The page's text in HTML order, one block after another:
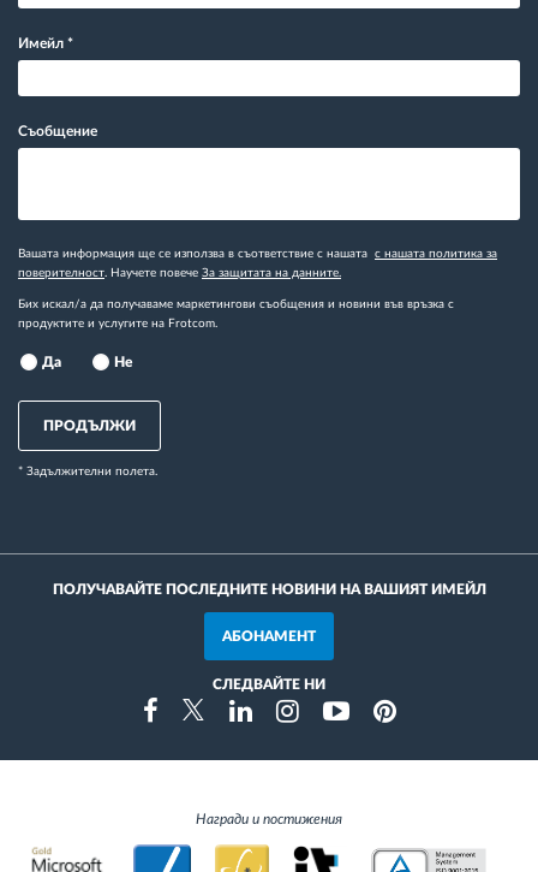
Имейл *
Съобщение
Вашата информация ще се използва в съответствие с нашата с нашата политика за
поверителност . Научете повече За защитата на данните.
Бих искал/а да получаваме маркетингови съобщения и новини във връзка с
продуктите и услугите на Frotcom.
Да Не
ПРОДЪЛЖИ
* Задължителни полета.
ПОЛУЧАВАЙТЕ ПОСЛЕДНИТЕ НОВИНИ НА ВАШИЯТ ИМЕЙЛ
АБОНАМЕНТ
СЛЕДВАЙТЕ НИ
FacebookTwitterLinkedinInstragramYoutubePinterest
Награди и постижения